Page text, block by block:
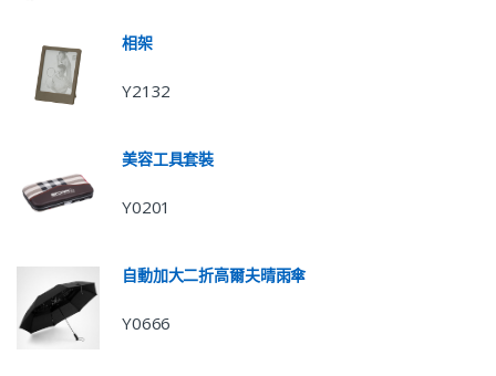
相架
Y2132
美容工具套裝
Y0201
自動加大二折高爾夫晴雨傘
Y0666